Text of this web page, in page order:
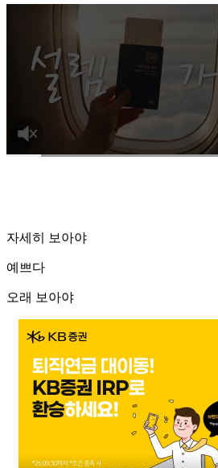
자세히 보아야
예쁘다
오래 보아야